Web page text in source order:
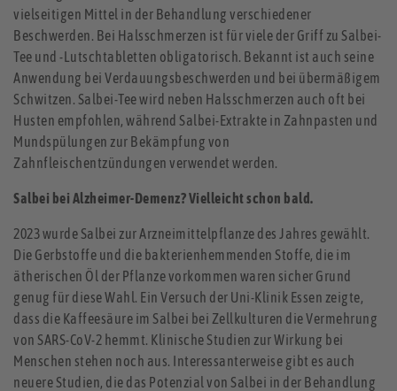
vielseitigen Mittel in der Behandlung verschiedener
Beschwerden. Bei Halsschmerzen ist für viele der Griff zu Salbei-
Tee und -Lutschtabletten obligatorisch. Bekannt ist auch seine
Anwendung bei Verdauungsbeschwerden und bei übermäßigem
Schwitzen. Salbei-Tee wird neben Halsschmerzen auch oft bei
Husten empfohlen, während Salbei-Extrakte in Zahnpasten und
Mundspülungen zur Bekämpfung von
Zahnfleischentzündungen verwendet werden.
Salbei bei Alzheimer-Demenz? Vielleicht schon bald.
2023 wurde Salbei zur Arzneimittelpflanze des Jahres gewählt.
Die Gerbstoffe und die bakterienhemmenden Stoffe, die im
ätherischen Öl der Pflanze vorkommen waren sicher Grund
genug für diese Wahl. Ein Versuch der Uni-Klinik Essen zeigte,
dass die Kaffeesäure im Salbei bei Zellkulturen die Vermehrung
von SARS-CoV-2 hemmt. Klinische Studien zur Wirkung bei
Menschen stehen noch aus. Interessanterweise gibt es auch
neuere Studien, die das Potenzial von Salbei in der Behandlung